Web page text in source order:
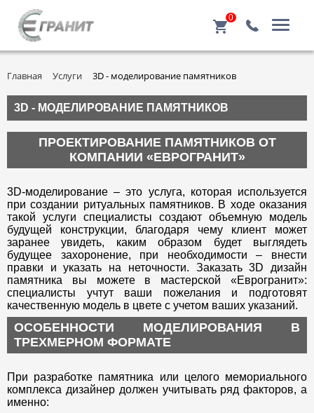
0
Главная Услуги 3D - моделирование памятников
3D - МОДЕЛИРОВАНИЕ ПАМЯТНИКОВ
ПРОЕКТИРОВАНИЕ ПАМЯТНИКОВ ОТ
КОМПАНИИ «ЕВРОГРАНИТ»
3D-моделирование – это услуга, которая используется
при создании ритуальных памятников. В ходе оказания
такой услуги специалисты создают объемную модель
будущей конструкции, благодаря чему клиент может
заранее увидеть, каким образом будет выглядеть
будущее захоронение, при необходимости – внести
правки и указать на неточности. Заказать 3D дизайн
памятника вы можете в мастерской «Еврогранит»:
специалисты учтут ваши пожелания и подготовят
качественную модель в цвете с учетом ваших указаний.
ОСОБЕННОСТИ МОДЕЛИРОВАНИЯ В
ТРЕХМЕРНОМ ФОРМАТЕ
При разработке памятника или целого мемориального
комплекса дизайнер должен учитывать ряд факторов, а
именно: